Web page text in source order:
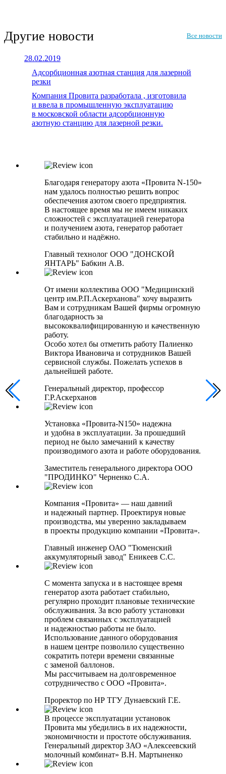
Другие новости Все новости
28.02.2019
Адсорбционная азотная станция для лазерной
резки
Компания Провита разработала , изготовила
и ввела в промышленную эксплуатацию
в московской области адсорбционную
азотную станцию для лазерной резки.
Благодаря генератору азота «Провита N-150»
нам удалось полностью решить вопрос
обеспечения азотом своего предприятия.
В настоящее время мы не имеем никаких
сложностей с эксплуатацией генератора
и получением азота, генератор работает
стабильно и надёжно.
Главный технолог ООО "ДОНСКОЙ
ЯНТАРЬ" Бабкин А.В.
От имени коллектива ООО "Медицинский
центр им.Р.П.Аскерханова" хочу выразить
Вам и сотрудникам Вашей фирмы огромную
благодарность за
высококвалифицированную и качественную
работу.
Особо хотел бы отметить работу Палиенко
Виктора Ивановича и сотрудников Вашей
сервисной службы. Пожелать успехов в
дальнейшей работе.
Генеральный директор, профессор
Г.Р.Аскерханов
Установка «Провита-N150» надежна
и удобна в эксплуатации. За прошедший
период не было замечаний к качеству
производимого азота и работе оборудования.
Заместитель генерального директора ООО
"ПРОДИНКО" Черненко С.А.
Компания «Провита» — наш давний
и надежный партнер. Проектируя новые
производства, мы уверенно закладываем
в проекты продукцию компании «Провита».
Главный инженер ОАО "Тюменский
аккумуляторный завод" Еникеев С.С.
С момента запуска и в настоящее время
генератор азота работает стабильно,
регулярно проходит плановые технические
обслуживания. За всю работу установки
проблем связанных с эксплуатацией
и надежностью работы не было.
Использование данного оборудования
в нашем центре позволило существенно
сократить потери времени связанные
с заменой баллонов.
Мы рассчитываем на долговременное
сотрудничество с ООО «Провита».
Проректор по НР ТГУ Дунаевский Г.Е.
В процессе эксплуатации установок
Провита мы убедились в их надежности,
экономичности и простоте обслуживания.
Генеральный директор ЗАО «Алексеевский
молочный комбинат» В.Н. Мартыненко